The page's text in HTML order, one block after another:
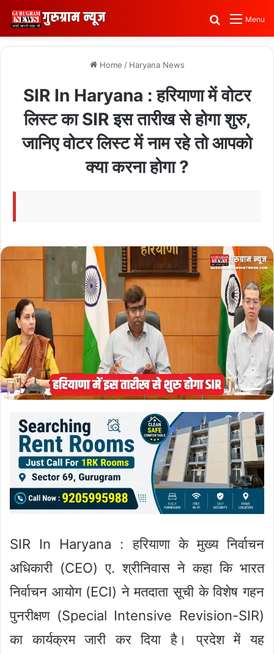
Menu
Search for
Home / Haryana News
SIR In Haryana : हरियाणा में वोटर
लिस्ट का SIR इस तारीख से होगा शुरु,
जानिए वोटर लिस्ट में नाम रहे तो आपको
क्या करना होगा ?
SIR In Haryana : हरियाणा के मुख्य निर्वाचन
अधिकारी (CEO) ए. श्रीनिवास ने कहा कि भारत
निर्वाचन आयोग (ECI) ने मतदाता सूची के विशेष गहन
पुनरीक्षण (Special Intensive Revision-SIR)
का कार्यक्रम जारी कर दिया है। प्रदेश में यह